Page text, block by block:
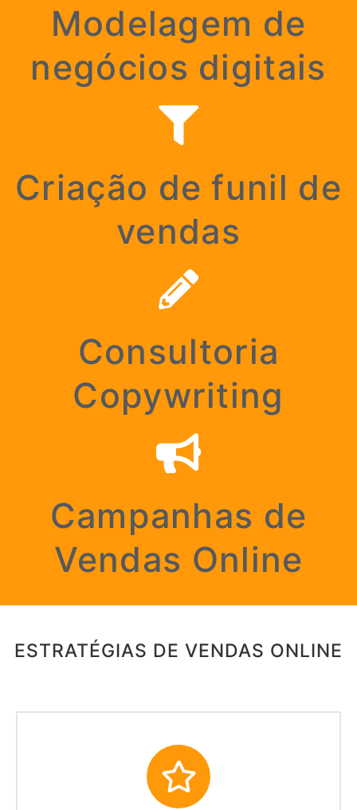
Modelagem de
negócios digitais
Criação de funil de
vendas
Consultoria
Copywriting
Campanhas de
Vendas Online
ESTRATÉGIAS DE VENDAS ONLINE